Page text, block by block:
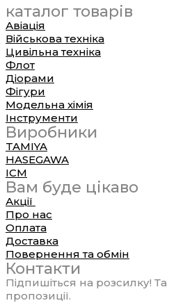
каталог товарів
Авіація
Військова техніка
Цивільна техніка
Флот
Діорами
Фігури
Модельна хімія
Інструменти
Виробники
TAMIYA
HASEGAWA
ICM
Вам буде цікаво
Акції
Про нас
Оплата
Доставка
Повернення та обмін
Контакти
Підпишіться на розсилку!
пропозиції.